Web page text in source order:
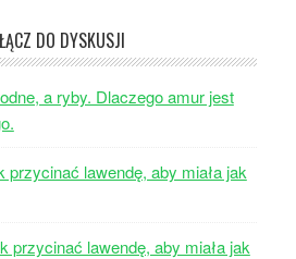
DO DYSKUSJI
a ryby. Dlaczego amur jest
przycinać lawendę, aby miała jak
przycinać lawendę, aby miała jak